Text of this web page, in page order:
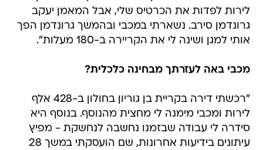
אותי למגן ושינה לי את הקריירה ב-180 מעלות".
מכבי באה לעזרתך מבחינה כלכלית?
סידרה לי עבודה שבזמנו נחשבה לנחשקת - מפיץ
עיתונים בידיעות אחרונות, שם הועסקתי במשך 28
שנים. סדר היום שלי היה מטורף - ב-02:00 התחלתי
להפיץ עיתונים, ב-08:30 עבדתי בליטוש יהלומים